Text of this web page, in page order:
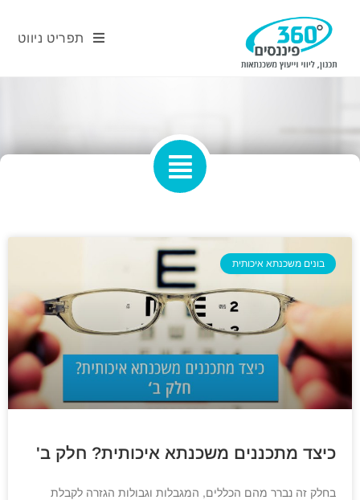
תפריט ניווט
בונים משכנתא איכותית
כיצד מתכננים משכנתא איכותית? חלק ב'
בחלק זה נברר מהם הכללים, המגבלות וגבולות הגזרה לקבלת